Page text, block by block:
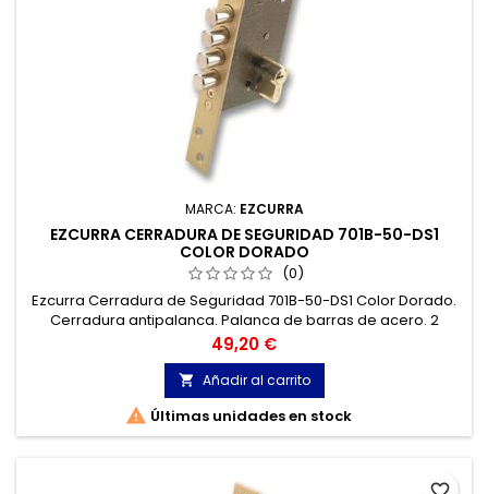
MARCA: EZCURRA
EZCURRA CERRADURA DE SEGURIDAD 701B-50-DS1
COLOR DORADO
(0)
Ezcurra Cerradura de Seguridad 701B-50-DS1 Color Dorado.
Cerradura antipalanca. Palanca de barras de acero. 2
vueltas.
Precio
49,20 €
 Añadir al carrito
 Últimas unidades en stock